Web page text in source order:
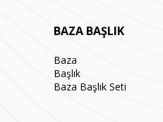
BAZA BAŞLIK
Baza
Başlık
Baza Başlık Seti